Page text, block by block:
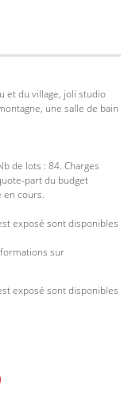
et du village, joli studio
une salle de bain
de lots : 84. Charges
part du budget
en cours.
exposé sont disponibles
sur
exposé sont disponibles